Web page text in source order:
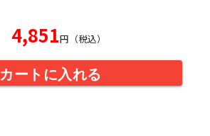
4,851円（税込）
カートに入れる